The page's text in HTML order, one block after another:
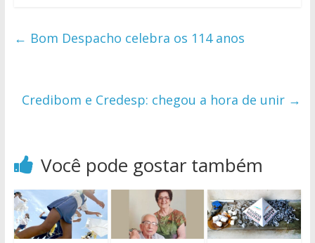
← Bom Despacho celebra os 114 anos
Credibom e Credesp: chegou a hora de unir →
Você pode gostar também